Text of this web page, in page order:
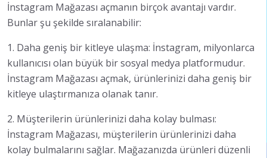
İnstagram Mağazası açmanın birçok avantajı vardır.
Bunlar şu şekilde sıralanabilir:
1. Daha geniş bir kitleye ulaşma: İnstagram, milyonlarca
kullanıcısı olan büyük bir sosyal medya platformudur.
İnstagram Mağazası açmak, ürünlerinizi daha geniş bir
kitleye ulaştırmanıza olanak tanır.
2. Müşterilerin ürünlerinizi daha kolay bulması:
İnstagram Mağazası, müşterilerin ürünlerinizi daha
kolay bulmalarını sağlar. Mağazanızda ürünleri düzenli